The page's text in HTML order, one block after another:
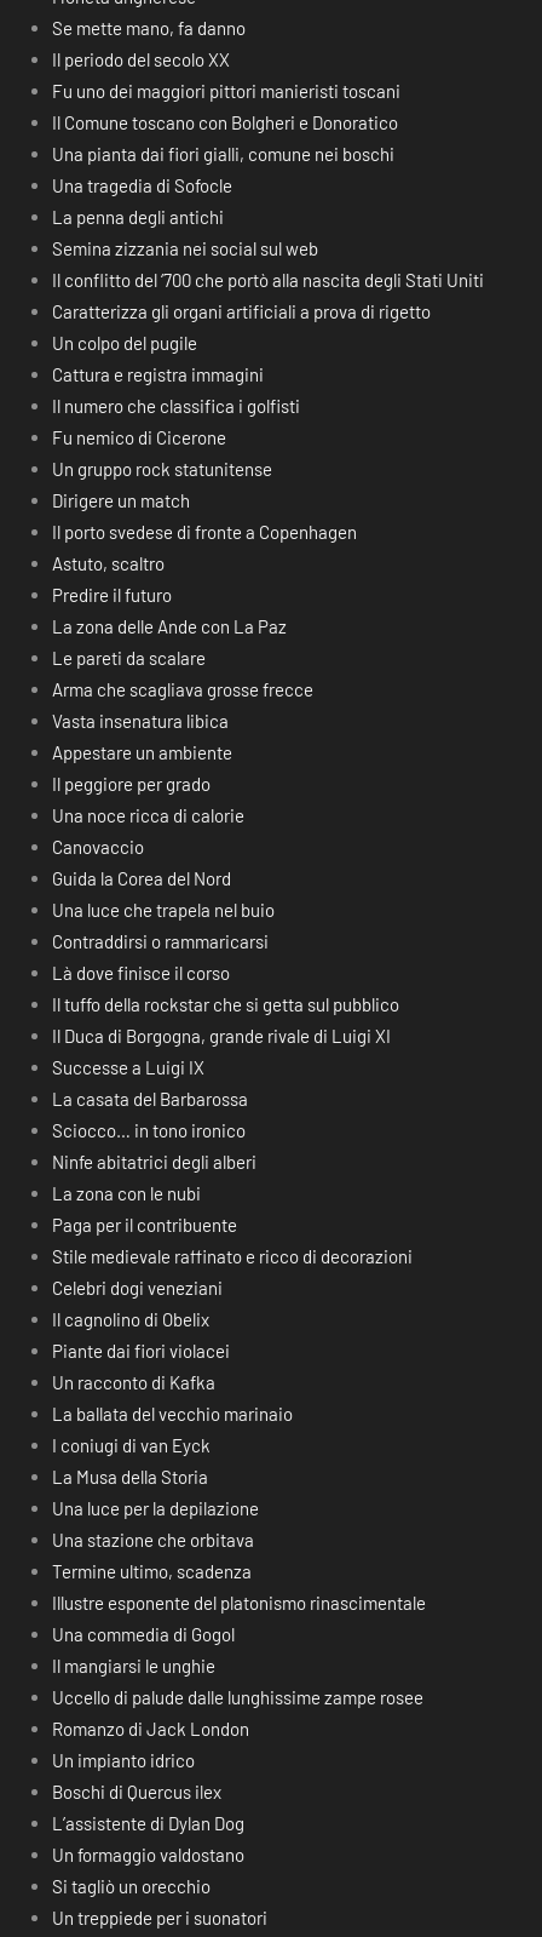
Se mette mano, fa danno
Il periodo del secolo XX
Fu uno dei maggiori pittori manieristi toscani
Il Comune toscano con Bolgheri e Donoratico
Una pianta dai fiori gialli, comune nei boschi
Una tragedia di Sofocle
La penna degli antichi
Semina zizzania nei social sul web
Il conflitto del ‘700 che portò alla nascita degli Stati Uniti
Caratterizza gli organi artificiali a prova di rigetto
Un colpo del pugile
Cattura e registra immagini
Il numero che classifica i golfisti
Fu nemico di Cicerone
Un gruppo rock statunitense
Dirigere un match
Il porto svedese di fronte a Copenhagen
Astuto, scaltro
Predire il futuro
La zona delle Ande con La Paz
Le pareti da scalare
Arma che scagliava grosse frecce
Vasta insenatura libica
Appestare un ambiente
Il peggiore per grado
Una noce ricca di calorie
Canovaccio
Guida la Corea del Nord
Una luce che trapela nel buio
Contraddirsi o rammaricarsi
Là dove finisce il corso
Il tuffo della rockstar che si getta sul pubblico
Il Duca di Borgogna, grande rivale di Luigi XI
Successe a Luigi IX
La casata del Barbarossa
Sciocco… in tono ironico
Ninfe abitatrici degli alberi
La zona con le nubi
Paga per il contribuente
Stile medievale raffinato e ricco di decorazioni
Celebri dogi veneziani
Il cagnolino di Obelix
Piante dai fiori violacei
Un racconto di Kafka
La ballata del vecchio marinaio
I coniugi di van Eyck
La Musa della Storia
Una luce per la depilazione
Una stazione che orbitava
Termine ultimo, scadenza
Illustre esponente del platonismo rinascimentale
Una commedia di Gogol
Il mangiarsi le unghie
Uccello di palude dalle lunghissime zampe rosee
Romanzo di Jack London
Un impianto idrico
Boschi di Quercus ilex
L’assistente di Dylan Dog
Un formaggio valdostano
Si tagliò un orecchio
Un treppiede per i suonatori